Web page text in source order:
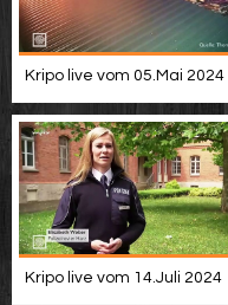
Kripo live vom 05.Mai 2024
Kripo live vom 14.Juli 2024